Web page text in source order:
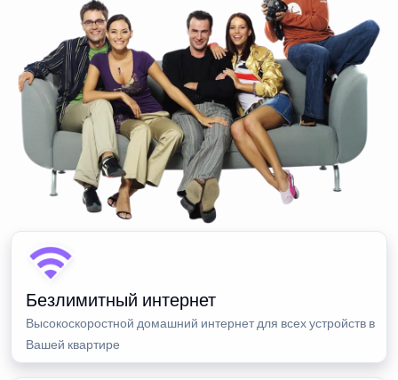
Безлимитный интернет
Высокоскоростной домашний интернет для всех устройств в
Вашей квартире